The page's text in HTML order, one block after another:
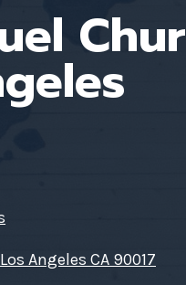
Angeles CA 90017